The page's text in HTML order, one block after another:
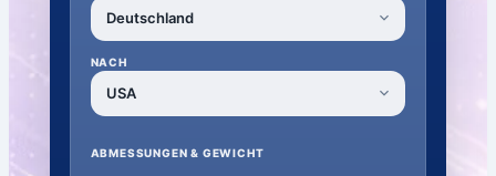
NACH
ABMESSUNGEN & GEWICHT